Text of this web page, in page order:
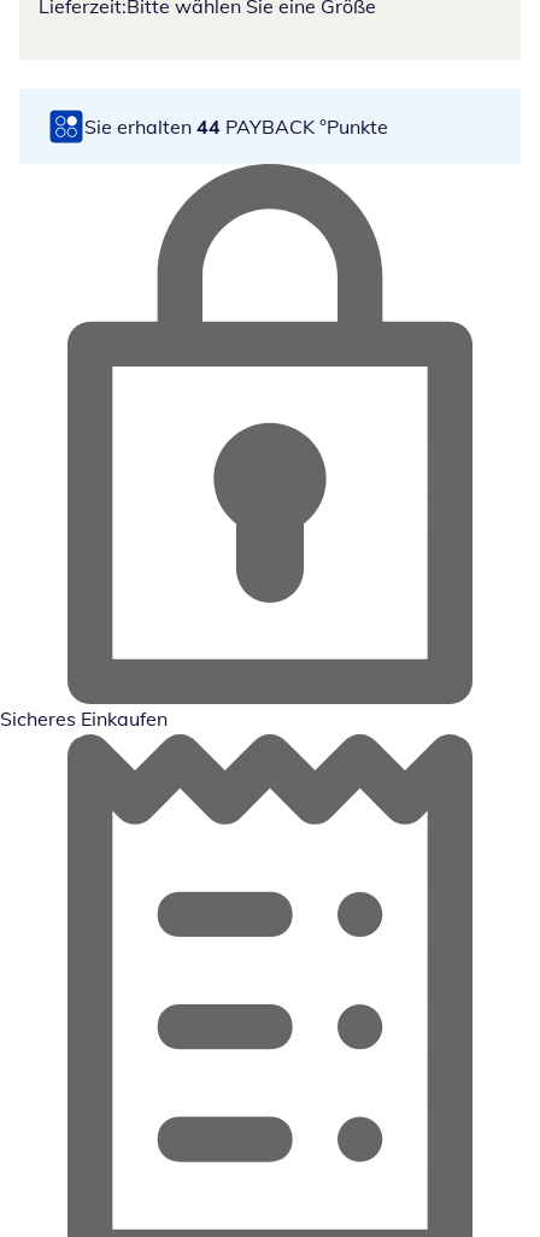
Lieferzeit:Bitte wählen Sie eine Größe
Sie erhalten 44 PAYBACK °Punkte
Sicheres Einkaufen